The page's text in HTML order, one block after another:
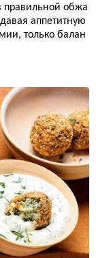
правильной обжа
аппетитную
только балан